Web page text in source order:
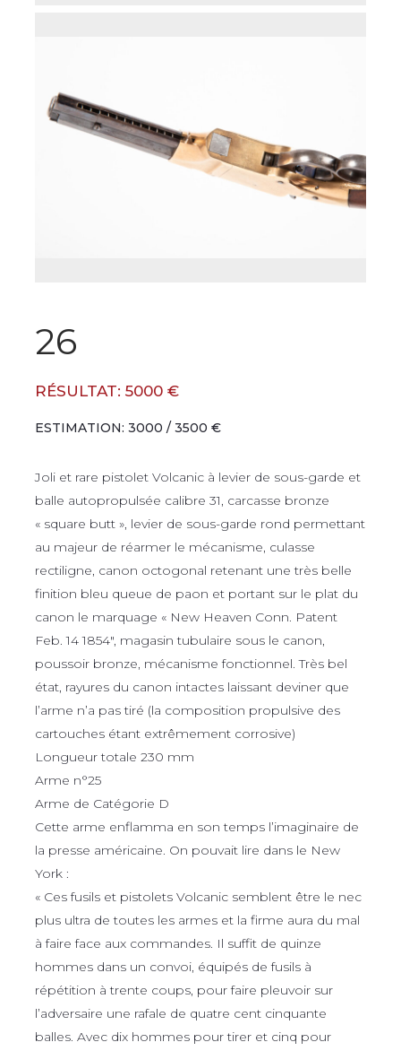
26
RÉSULTAT: 5000 €
ESTIMATION: 3000 / 3500 €
Joli et rare pistolet Volcanic à levier de sous-garde et
balle autopropulsée calibre 31, carcasse bronze
« square butt », levier de sous-garde rond permettant
au majeur de réarmer le mécanisme, culasse
rectiligne, canon octogonal retenant une très belle
finition bleu queue de paon et portant sur le plat du
canon le marquage « New Heaven Conn. Patent
Feb. 14 1854″, magasin tubulaire sous le canon,
poussoir bronze, mécanisme fonctionnel. Très bel
état, rayures du canon intactes laissant deviner que
l’arme n’a pas tiré (la composition propulsive des
cartouches étant extrêmement corrosive)
Longueur totale 230 mm
Arme n°25
Arme de Catégorie D
Cette arme enflamma en son temps l’imaginaire de
la presse américaine. On pouvait lire dans le New
York :
« Ces fusils et pistolets Volcanic semblent être le nec
plus ultra de toutes les armes et la firme aura du mal
à faire face aux commandes. Il suffit de quinze
hommes dans un convoi, équipés de fusils à
répétition à trente coups, pour faire pleuvoir sur
l’adversaire une rafale de quatre cent cinquante
balles. Avec dix hommes pour tirer et cinq pour